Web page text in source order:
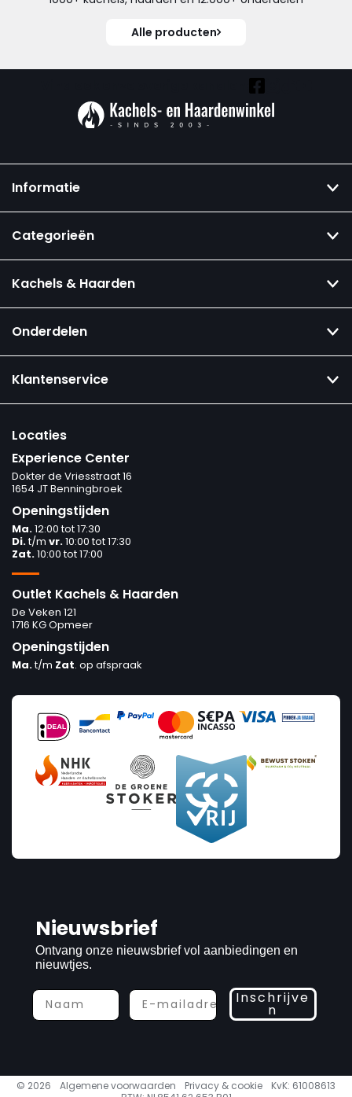
Alle producten
Informatie
Categorieën
Kachels & Haarden
Onderdelen
Klantenservice
Locaties
Experience Center
Dokter de Vriesstraat 16
1654 JT Benningbroek
Openingstijden
Ma.12:00 tot 17:30
Di.t/m vr.10:00 tot 17:30
Zat.10:00 tot 17:00
Outlet Kachels & Haarden
De Veken 121
1716 KG Opmeer
Openingstijden
Ma.t/m Zat. op afspraak
Nieuwsbrief
Ontvang onze nieuwsbrief vol aanbiedingen en
nieuwtjes.
Inschrijve
n
© 2026 Algemene voorwaarden Privacy & cookie
KvK: 61008613